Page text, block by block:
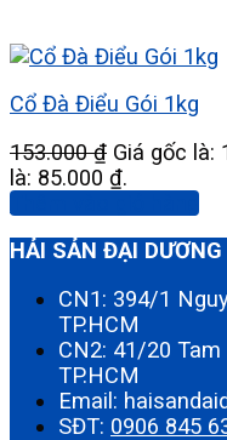
Cổ Đà Điểu Gói 1kg
153.000₫ Giá gốc là:
là: 85.000 ₫.
Thêm vào giỏ hàng
HẢI SẢN ĐẠI
CN1: 394/1
TP.HCM
CN2: 41/20 Tam
TP.HCM
Email:
SĐT: 0906 845